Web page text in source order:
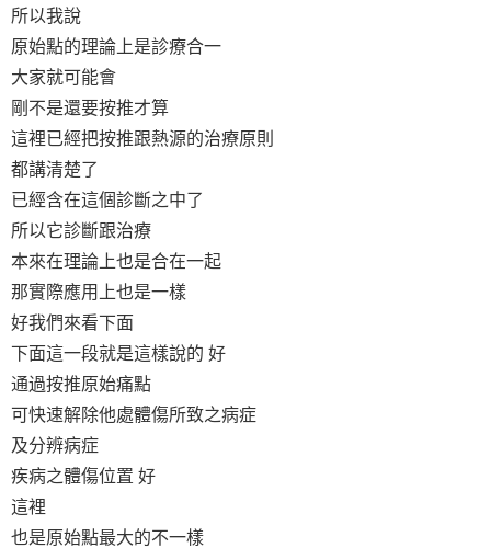
所以我說
原始點的理論上是診療合一
大家就可能會
剛不是還要按推才算
這裡已經把按推跟熱源的治療原則
都講清楚了
已經含在這個診斷之中了
所以它診斷跟治療
本來在理論上也是合在一起
那實際應用上也是一樣
好我們來看下面
下面這一段就是這樣說的 好
通過按推原始痛點
可快速解除他處體傷所致之病症
及分辨病症
疾病之體傷位置 好
這裡
也是原始點最大的不一樣